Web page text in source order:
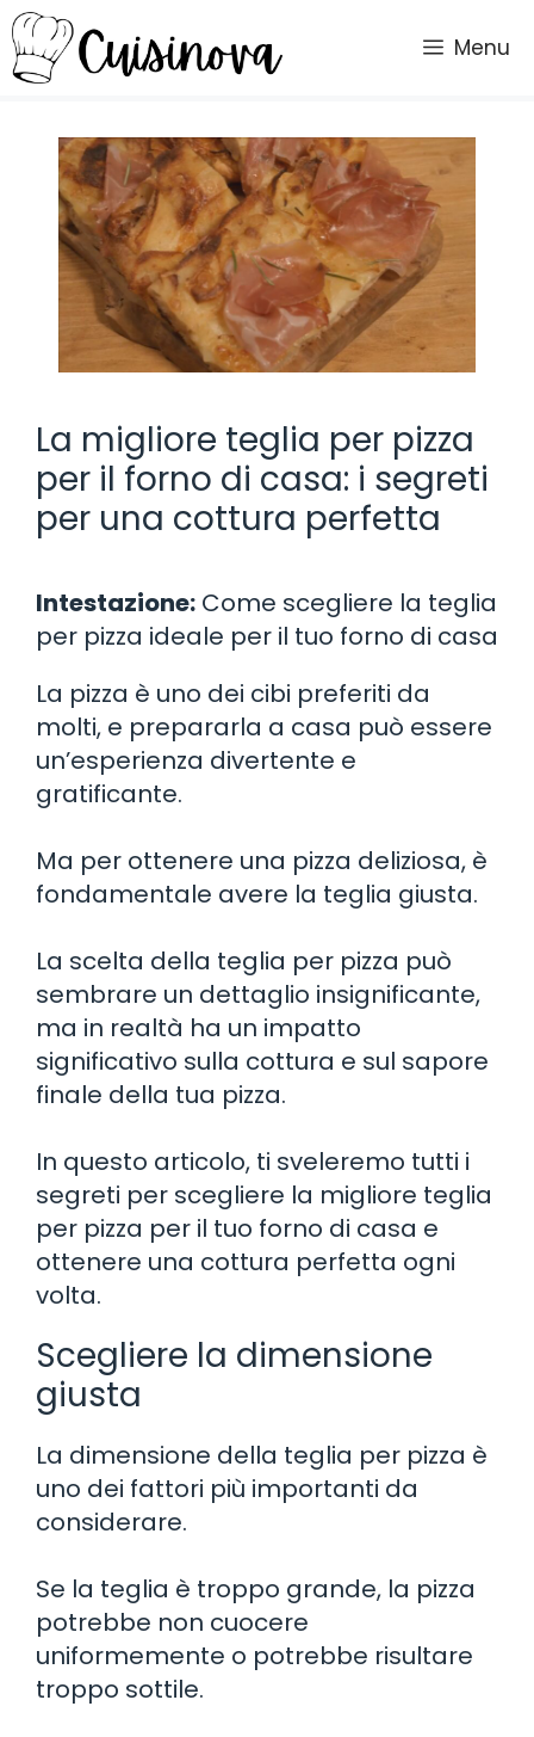
Vai
al
contenuto
Menu
La migliore teglia per pizza
per il forno di casa: i segreti
per una cottura perfetta
Intestazione: Come scegliere la teglia
per pizza ideale per il tuo forno di casa
La pizza è uno dei cibi preferiti da
molti, e prepararla a casa può essere
un’esperienza divertente e
gratificante.
Ma per ottenere una pizza deliziosa, è
fondamentale avere la teglia giusta.
La scelta della teglia per pizza può
sembrare un dettaglio insignificante,
ma in realtà ha un impatto
significativo sulla cottura e sul sapore
finale della tua pizza.
In questo articolo, ti sveleremo tutti i
segreti per scegliere la migliore teglia
per pizza per il tuo forno di casa e
ottenere una cottura perfetta ogni
volta.
Scegliere la dimensione
giusta
La dimensione della teglia per pizza è
uno dei fattori più importanti da
considerare.
Se la teglia è troppo grande, la pizza
potrebbe non cuocere
uniformemente o potrebbe risultare
troppo sottile.